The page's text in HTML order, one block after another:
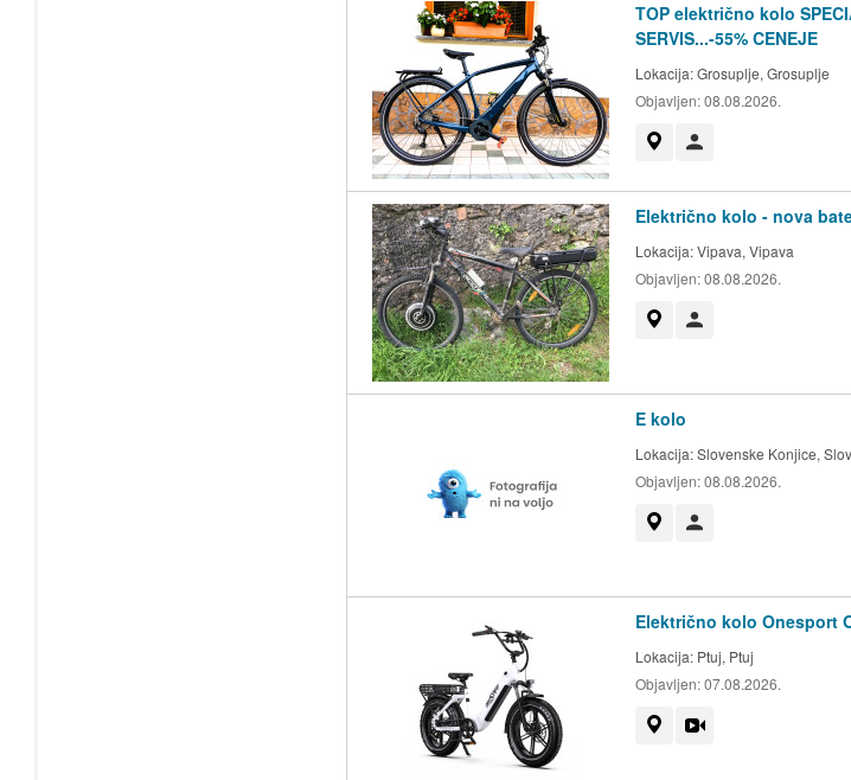
TOP električno kolo
SERVIS...-55% CENEJE
Lokacija:Grosuplje, Grosuplje
Objavljen:08.08.2026.
Električno kolo - nova
Lokacija:Vipava, Vipava
Objavljen:08.08.2026.
E kolo
Lokacija:Slovenske Konjice,
Objavljen:08.08.2026.
Električno kolo Onesport
Lokacija: Ptuj, Ptuj
Objavljen:07.08.2026.